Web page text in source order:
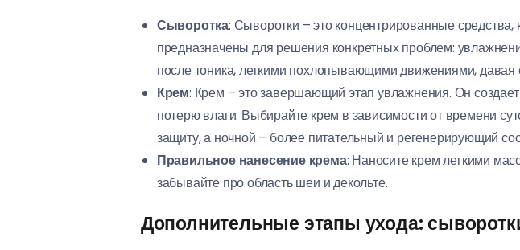
Сыворотка: Сыворотки – это концентрированные
предназначены для решения конкретных проблем:
после тоника, легкими похлопывающими движениями, давая
Крем: Крем – это завершающий этап увлажнения. Он
потерю влаги. Выбирайте крем в зависимости от времени
защиту, а ночной – более питательный и регенерирующий
Правильное нанесение крема: Наносите крем легкими
забывайте про область шеи и декольте.
Дополнительные этапы ухода: